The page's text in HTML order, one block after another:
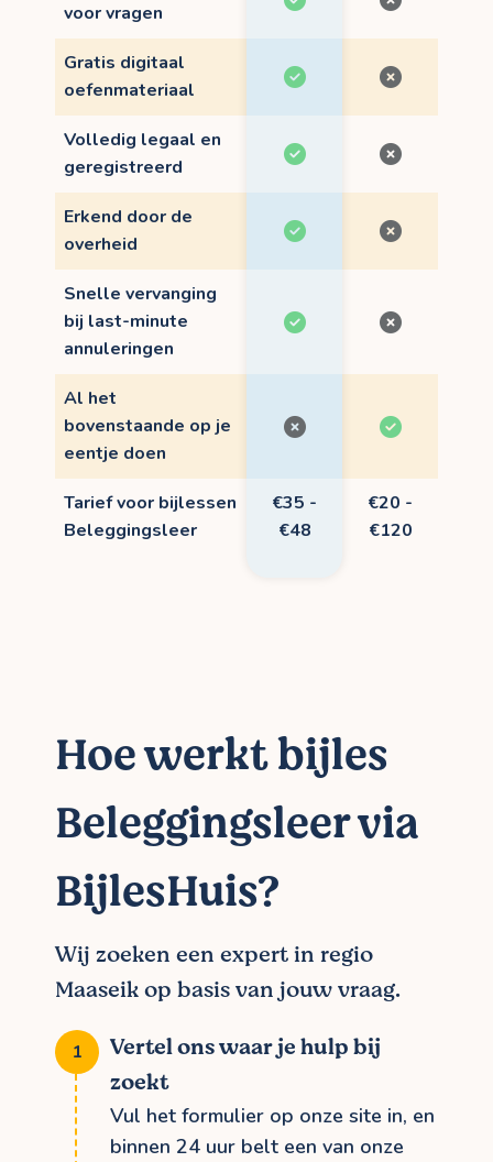
voor vragen
Gratis digitaal
oefenmateriaal
Volledig legaal en
geregistreerd
Erkend door de
overheid
Snelle vervanging
bij last-minute
annuleringen
Al het
bovenstaande op je
eentje doen
Tarief voor bijlessen
Beleggingsleer
€35 -
€48
€20 -
€120
Hoe werkt bijles
Beleggingsleer via
BijlesHuis?
Wij zoeken een expert in regio
Maaseik op basis van jouw vraag.
Vertel ons waar je hulp bij
zoekt
Vul het formulier op onze site in, en
binnen 24 uur belt een van onze